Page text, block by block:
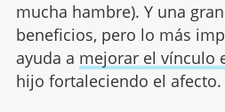
mucha hambre). Y una
beneficios, pero lo más
ayuda a mejorar el vínculo
hijo fortaleciendo el afecto.